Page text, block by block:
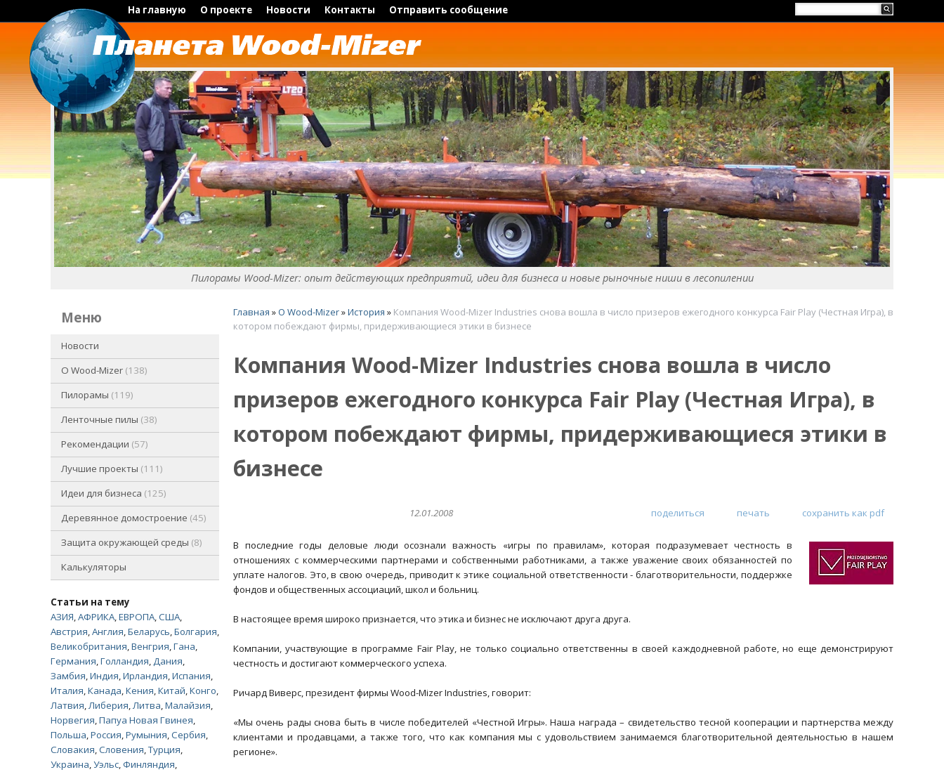
На главную О проекте Новости Контакты Отправить сообщение
Пилорамы Wood-Mizer: опыт действующих предприятий, идеи для бизнеса и новые рыночные ниши в лесопилении
меню
Новости
O Wood-Mizer 138
Пилорамы 119
Ленточные пилы 38
Рекомендации 57
Лучшие проекты 111
Идеи для бизнеса 125
Деревянное домостроение 45
Защита окружающей среды 8
Калькуляторы
Статьи на тему
АЗИЯ,АФРИКА,ЕВРОПА,США,
Австрия,Англия,Беларусь,Болгария,
Великобритания,Венгрия,Гана,
Германия,Голландия,Дания,
Замбия,Индия,Ирландия,Испания,
Италия,Канада,Кения,Китай,Конго,
Латвия,Либерия,Литва,Малайзия,
Норвегия,Папуа Новая Гвинея,
Польша,Россия,Румыния,Сербия,
Словакия,Словения,Турция,
Украина,Уэльс,Финляндия,
Главная »O Wood-Mizer»История » Компания Wood-Mizer Industries снова вошла в число призеров ежегодного конкурса Fair Play (Честная Игра), в
котором побеждают фирмы, придерживающиеся этики в бизнесе
Компания Wood-Mizer Industries снова вошла в число
призеров ежегодного конкурса Fair Play (Честная Игра), в
котором побеждают фирмы, придерживающиеся этики в
бизнесе
12.01.2008 поделиться печать сохранить как pdf
В последние годы деловые люди осознали важность «игры по правилам», которая подразумевает честность в
отношениях с коммерческими партнерами и собственными работниками, а также уважение своих обязанностей по
уплате налогов. Это, в свою очередь, приводит к этике социальной ответственности - благотворительности, поддержке
фондов и общественных ассоциаций, школ и больниц.
В настоящее время широко признается, что этика и бизнес не исключают друга друга.
Компании, участвующие в программе Fair Play, не только социально ответственны в своей каждодневной работе, но еще демонстрируют
честность и достигают коммерческого успеха.
Ричард Виверс, президент фирмы Wood-Mizer Industries, говорит:
«Мы очень рады снова быть в числе победителей «Честной Игры». Наша награда – свидетельство тесной кооперации и партнерства между
клиентами и продавцами, а также того, что как компания мы с удовольствием занимаемся благотворительной деятельностью в нашем
регионе».